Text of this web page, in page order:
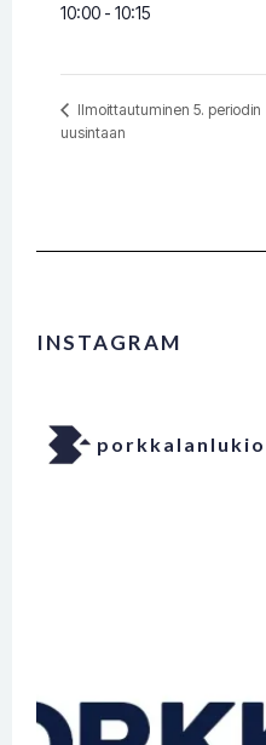
10:00 - 10:15
Ilmoittautuminen 5. periodin
uusintaan
INSTAGRAM
porkkalanlukio